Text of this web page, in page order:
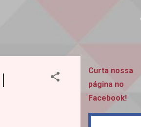
Curta nossa
página no
Facebook!